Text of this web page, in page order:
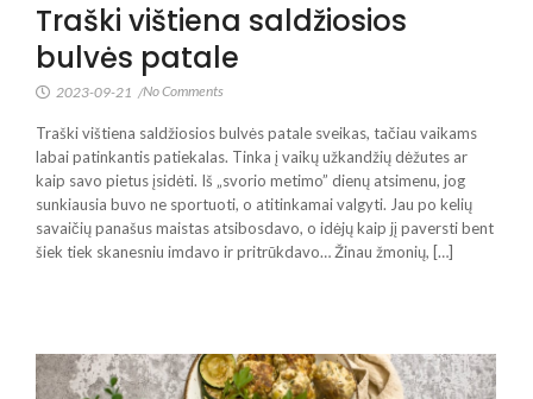
Traški vištiena saldžiosios
bulvės patale
2023-09-21 /No Comments
Traški vištiena saldžiosios bulvės patale sveikas, tačiau vaikams
labai patinkantis patiekalas. Tinka į vaikų užkandžių dėžutes ar
kaip savo pietus įsidėti. Iš „svorio metimo” dienų atsimenu, jog
sunkiausia buvo ne sportuoti, o atitinkamai valgyti. Jau po kelių
savaičių panašus maistas atsibosdavo, o idėjų kaip jį paversti bent
šiek tiek skanesniu imdavo ir pritrūkdavo… Žinau žmonių, […]